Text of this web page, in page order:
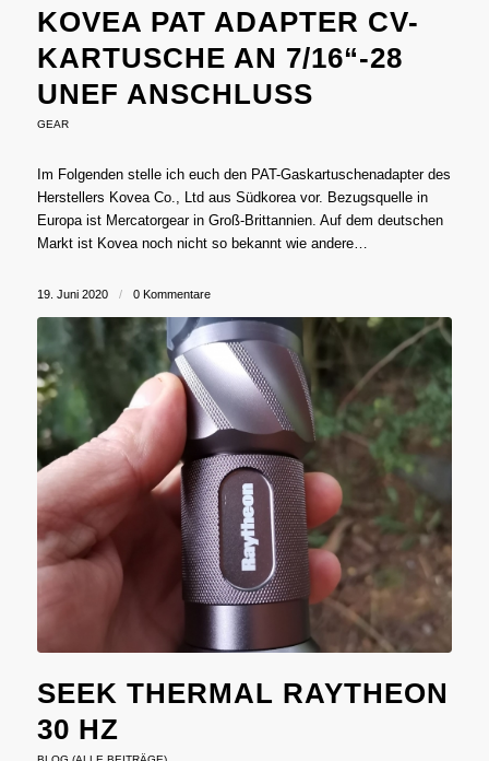
KOVEA PAT ADAPTER CV-
KARTUSCHE AN 7/16“-28
UNEF ANSCHLUSS
GEAR
Im Folgenden stelle ich euch den PAT-Gaskartuschenadapter des
Herstellers Kovea Co., Ltd aus Südkorea vor. Bezugsquelle in
Europa ist Mercatorgear in Groß-Brittannien. Auf dem deutschen
Markt ist Kovea noch nicht so bekannt wie andere…
19. Juni 2020 / 0 Kommentare
SEEK THERMAL RAYTHEON
30 HZ